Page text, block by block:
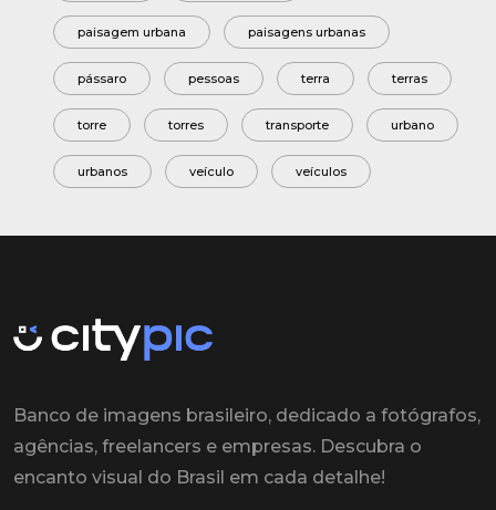
paisagem urbana paisagens urbanas
pássaro pessoas terra terras
torre torres transporte urbano
urbanos veículo veículos
Banco de imagens brasileiro, dedicado a fotógrafos,
agências, freelancers e empresas. Descubra o
encanto visual do Brasil em cada detalhe!